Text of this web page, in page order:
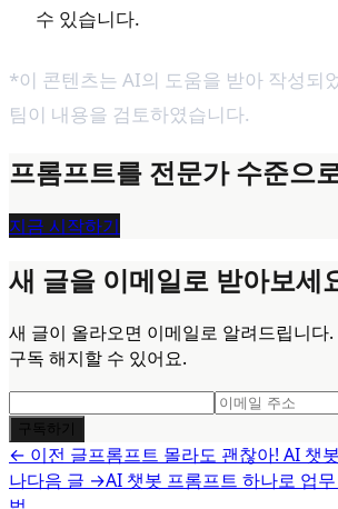
수 있습니다.
*이 콘텐츠는 AI의 도움을 받아 작성되
팀이 내용을 검토하였습니다.
프롬프트를 전문가 수준으
지금 시작하기
새 글을 이메일로 받아보세
새 글이 올라오면 이메일로 알려드립니다
구독 해지할 수 있어요.
구독하기
← 이전 글프롬프트 몰라도 괜찮아! AI 챗
나다음 글 →AI 챗봇 프롬프트 하나로 업